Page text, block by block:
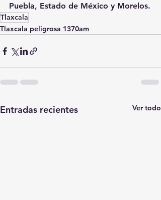
Puebla, Estado de México y Morelos.
Tlaxcala
Tlaxcala peligrosa 1370am
Entradas recientes Ver todo